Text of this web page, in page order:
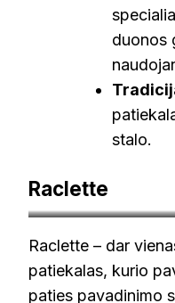
duonos
stalo.
Raclette
Raclette – dar
patiekalas, kurio
paties pavadinimo